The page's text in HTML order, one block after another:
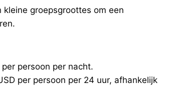
groepsgroottes om een
persoon per nacht.
per persoon per 24 uur, afhankelijk